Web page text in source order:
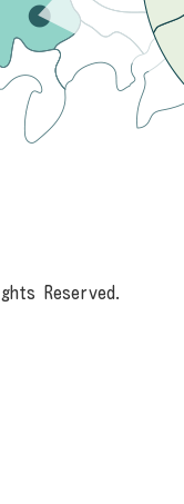
Reserved.